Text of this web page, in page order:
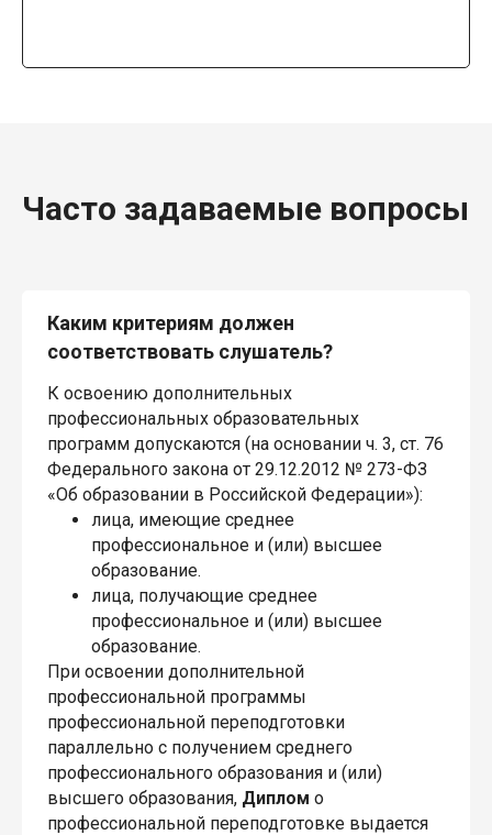
Часто задаваемые вопросы
Каким критериям должен
соответствовать слушатель?
К освоению дополнительных
профессиональных образовательных
программ допускаются (на основании ч. 3, ст. 76
Федерального закона от 29.12.2012 № 273-ФЗ
«Об образовании в Российской Федерации»):
лица, имеющие среднее
профессиональное и (или) высшее
образование.
лица, получающие среднее
профессиональное и (или) высшее
образование.
При освоении дополнительной
профессиональной программы
профессиональной переподготовки
параллельно с получением среднего
профессионального образования и (или)
высшего образования, Диплом о
профессиональной переподготовке выдается